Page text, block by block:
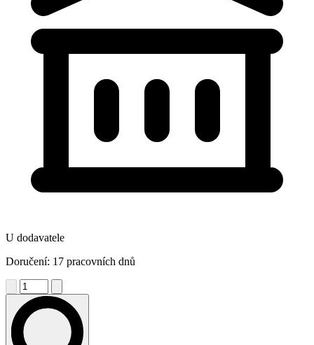
U dodavatele
Doručení: 17 pracovních dnů